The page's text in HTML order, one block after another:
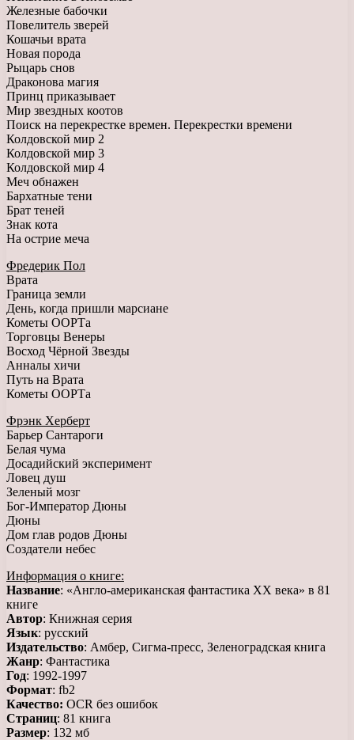
Железные бабочки
Повелитель зверей
Кошачьи врата
Новая порода
Рыцарь снов
Драконова магия
Принц приказывает
Мир звездных коотов
Поиск на перекрестке времен. Перекрестки времени
Колдовской мир 2
Колдовской мир 3
Колдовской мир 4
Меч обнажен
Бархатные тени
Брат теней
Знак кота
На острие меча
Фредерик Пол
Врата
Граница земли
День, когда пришли марсиане
Кометы ООРТа
Торговцы Венеры
Восход Чёрной Звезды
Анналы хичи
Путь на Врата
Кометы ООРТа
Фрэнк Херберт
Барьер Сантароги
Белая чума
Досадийский эксперимент
Ловец душ
Зеленый мозг
Бог-Император Дюны
Дюны
Дом глав родов Дюны
Создатели небес
Информация о книге:
Название: «Англо-американская фантастика XX века» в 81
книге
Автор: Книжная серия
Язык: русский
Издательство: Амбер, Сигма-пресс, Зеленоградская книга
Жанр: Фантастика
Год: 1992-1997
Формат: fb2
Качество: OCR без ошибок
Страниц: 81 книга
Размер: 132 мб